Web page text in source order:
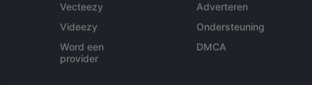
Vecteezy
Videezy
Word een
provider
Adverteren
Ondersteuning
DMCA